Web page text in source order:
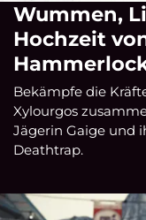
Wummen,
Hochzeit
Bekämpfe die
Xylourgos
Jägerin Gaige und
Deathtrap.